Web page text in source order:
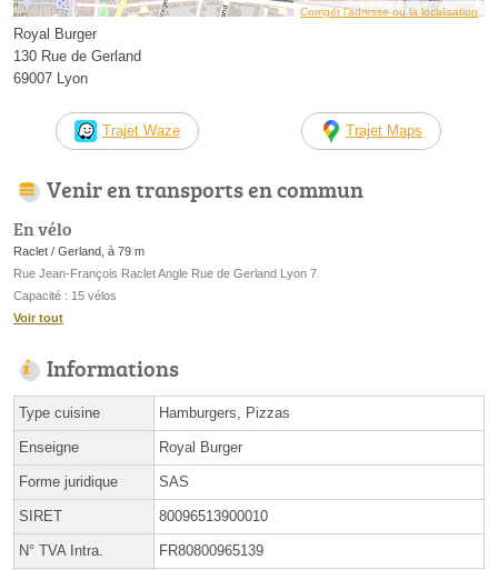
Corriger l’adresse ou la localisation
Royal Burger
130 Rue de Gerland
69007 Lyon
Trajet Waze Trajet Maps
Venir en transports en commun
En vélo
Raclet / Gerland, à 79 m
Rue Jean-François Raclet Angle Rue de Gerland Lyon 7
Capacité : 15 vélos
Voir tout
Informations
Type cuisine Hamburgers, Pizzas
Enseigne Royal Burger
Forme juridique SAS
SIRET 80096513900010
N° TVA Intra. FR80800965139